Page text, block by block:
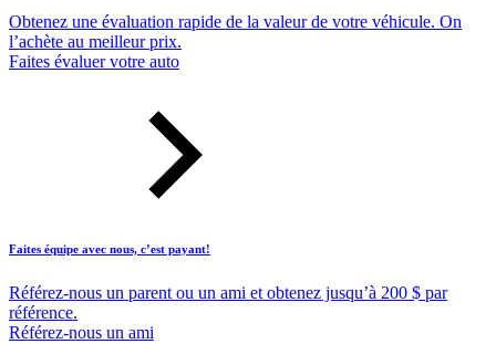
Obtenez une évaluation rapide de la valeur de votre véhicule. On
l’achète au meilleur prix.
Faites évaluer votre auto
Faites équipe avec nous, c’est payant!
Référez-nous un parent ou un ami et obtenez jusqu’à 200 $ par
référence.
Référez-nous un ami